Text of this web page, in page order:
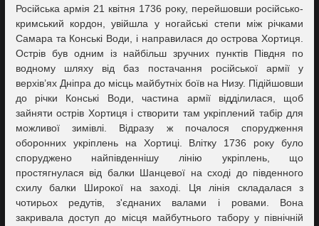
Російська армія 21 квітня 1736 року, перейшовши російсько-
кримський кордон, увійшла у ногайські степи між річками
Самара та Конські Води, і направилася до острова Хортиця.
Острів був одним із найбільш зручних пунктів Півдня по
водному шляху від баз постачання російської армії у
верхів’ях Дніпра до місць майбутніх боїв на Низу. Підійшовши
до річки Конські Води, частина армії відділилася, щоб
зайняти острів Хортиця і створити там укріплений табір для
можливої зимівлі. Відразу ж почалося спорудження
оборонних укріплень на Хортиці. Влітку 1736 року було
споруджено найпівденнішу лінію укріплень, що
простягнулася від балки Шанцевої на сході до південного
схилу балки Широкої на заході. Ця лінія складалася з
чотирьох редутів, з'єднаних валами і ровами. Вона
закривала доступ до місця майбутнього табору у північній